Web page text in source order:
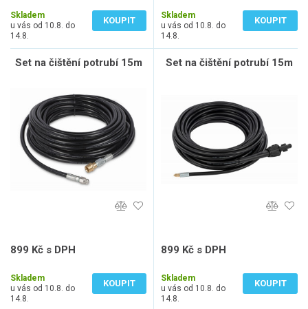
Skladem
u vás od 10.8. do
14.8.
KOUPIT
Skladem
u vás od 10.8. do
14.8.
KOUPIT
Set na čištění potrubí 15m
899 Kč s DPH
Skladem
u vás od 10.8. do
14.8.
KOUPIT
Set na čištění potrubí 15m
899 Kč s DPH
Skladem
u vás od 10.8. do
14.8.
KOUPIT